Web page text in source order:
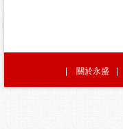
關於永盛